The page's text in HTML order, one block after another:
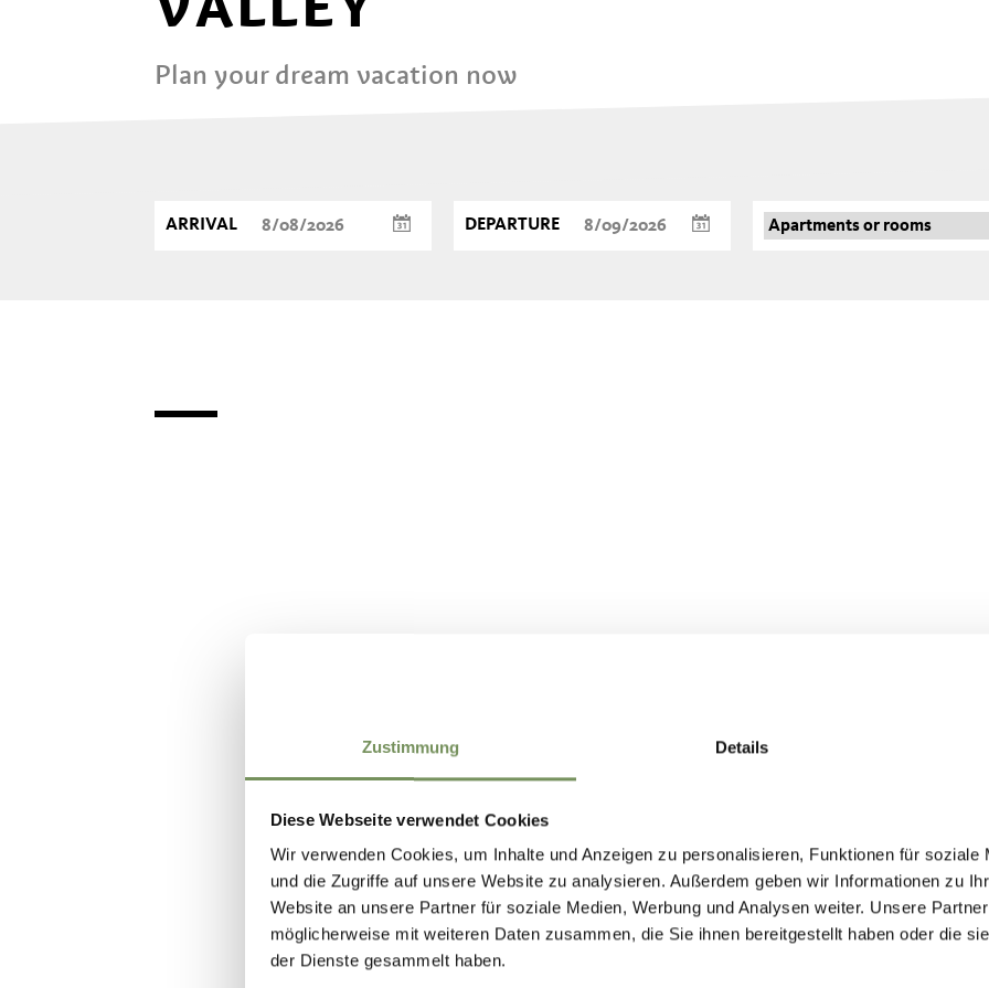
Zustimmung Details
Diese Webseite verwendet Cookies
Wir verwenden Cookies, um Inhalte und Anzeigen zu personalisieren, Funktionen für soziale
und die Zugriffe auf unsere Website zu analysieren. Außerdem geben wir Informationen zu
Website an unsere Partner für soziale Medien, Werbung und Analysen weiter. Unsere
möglicherweise mit weiteren Daten zusammen, die Sie ihnen bereitgestellt haben oder die
der Dienste gesammelt haben.
Plan your dream vacation now
ARRIVAL DEPARTURE